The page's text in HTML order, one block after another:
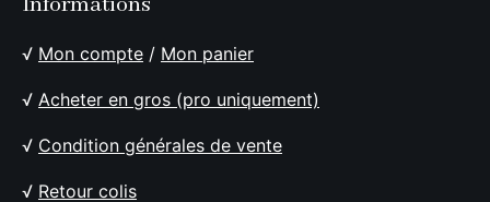
√ Mon compte / Mon panier
√ Acheter en gros (pro uniquement)
√ Condition générales de vente
√ Retour colis